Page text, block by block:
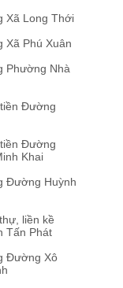
Xã Long Thới
Xã Phú Xuân
Phường Nhà
Đường
Đường
Khai
Đường Huỳnh
liền kề
Tấn Phát
Đường Xô